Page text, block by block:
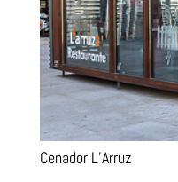
Cenador L’Arruz